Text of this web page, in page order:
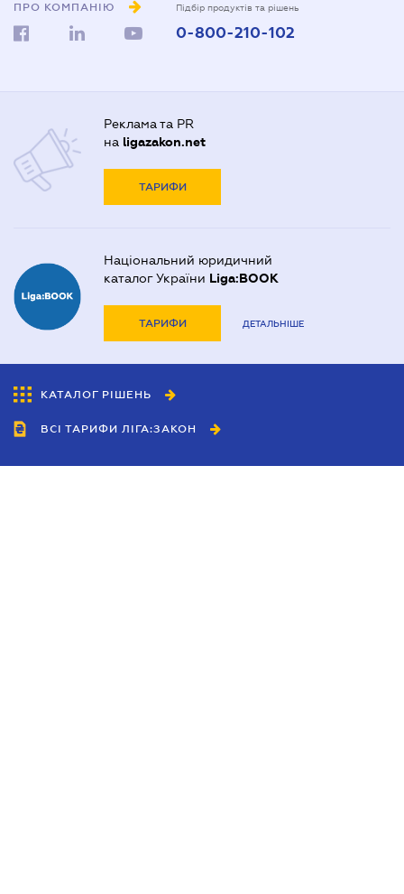
ПРО КОМПАНІЮ Підбір продуктів та рішень
0-800-210-102
Реклама та PR
на ligazakon.net
ТАРИФИ
Національний юридичний
каталог України Liga:BOOK
ТАРИФИ ДЕТАЛЬНІШЕ
КАТАЛОГ РІШЕНЬ
ВСІ ТАРИФИ ЛІГА:ЗАКОН